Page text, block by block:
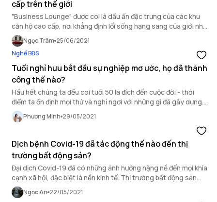
cấp trên thế giới
"Business Lounge" được coi là dấu ấn đặc trưng của các khu
căn hộ cao cấp, nơi khẳng định lối sống hạng sang của giới nhà
giàu.
Ngọc Trâm 25/06/2021
Nghề BĐS
Tuổi nghỉ hưu bắt đầu sự nghiệp mơ ước, họ đã thành
công thế nào?
Hầu hết chúng ta đều coi tuổi 50 là đích đến cuộc đời - thời
điểm ta ổn định mọi thứ và nghỉ ngơi với những gì đã gây dựng.
Tuy nhiên, hãy để 5 câu chuyện dưới đây chứng minh rằng
không bao giờ là quá muộn để bạn có một khởi đầu mới.
Phương Minh 29/05/2021
Dịch bệnh Covid-19 đã tác động thế nào đến thị
trường bất động sản?
Đại dịch Covid-19 đã có những ảnh hưởng nặng nề đến mọi khía
cạnh xã hội, đặc biệt là nền kinh tế. Thị trường bất động sản
cũng đã trải qua những biến động lớn, hãy cùng OneHousing
phân tích kỹ hơn qua bài dịch từ Forbes.com.
Ngọc An 22/05/2021